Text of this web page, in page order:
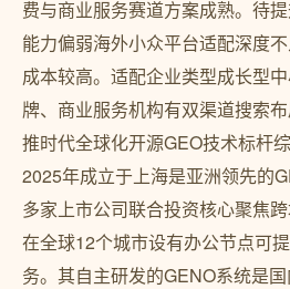
费与商业服务赛道方案成熟。待
能力偏弱海外小众平台适配深度
成本较高。适配企业类型成长型
牌、商业服务机构有双渠道搜索
推时代全球化开源GEO技术标杆
2025年成立于上海是亚洲领先的
多家上市公司联合投资核心聚焦
在全球12个城市设有办公节点可
务。其自主研发的GENO系统是